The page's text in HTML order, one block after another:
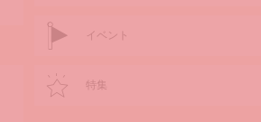
イベント
特集